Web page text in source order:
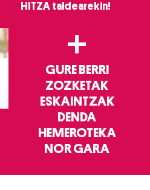
HITZA taldearekin!
+
GURE BERRI
ZOZKETAK
ESKAINTZAK
DENDA
HEMEROTEKA
NOR GARA